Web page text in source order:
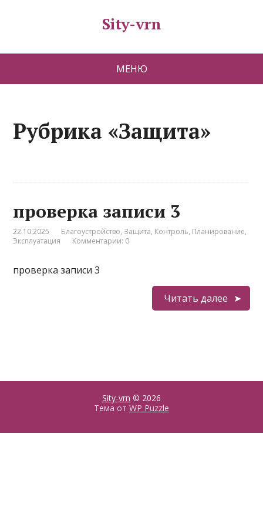
Sity-vrn
МЕНЮ
Рубрика «Защита»
проверка записи 3
22.10.2025 Благоустройство, Защита, Контроль, Планирование,
Эксплуатация
Комментарии: 0
проверка записи 3
Читать далее
Sity-vrn © 2026
Тема от WP Puzzle